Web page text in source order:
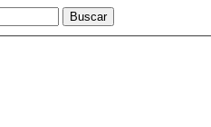
Buscar